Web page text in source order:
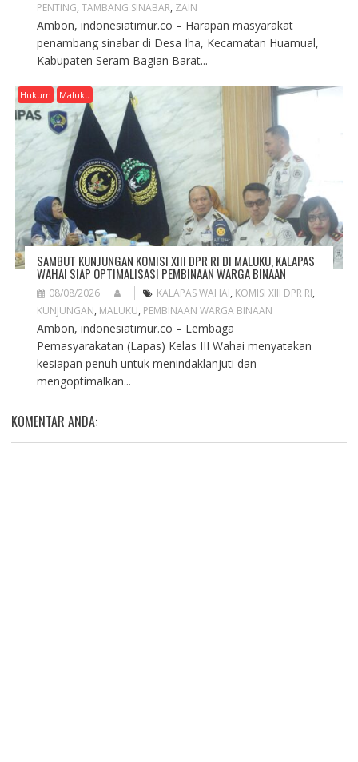
PENTING, TAMBANG SINABAR, ZAIN
Ambon, indonesiatimur.co – Harapan masyarakat
penambang sinabar di Desa Iha, Kecamatan Huamual,
Kabupaten Seram Bagian Barat...
Hukum Maluku
SAMBUT KUNJUNGAN KOMISI XIII DPR RI DI MALUKU, KALAPAS
WAHAI SIAP OPTIMALISASI PEMBINAAN WARGA BINAAN
08/08/2026 KALAPAS WAHAI, KOMISI XIII DPR RI,
KUNJUNGAN, MALUKU, PEMBINAAN WARGA BINAAN
Ambon, indonesiatimur.co – Lembaga
Pemasyarakatan (Lapas) Kelas III Wahai menyatakan
kesiapan penuh untuk menindaklanjuti dan
mengoptimalkan...
KOMENTAR ANDA: